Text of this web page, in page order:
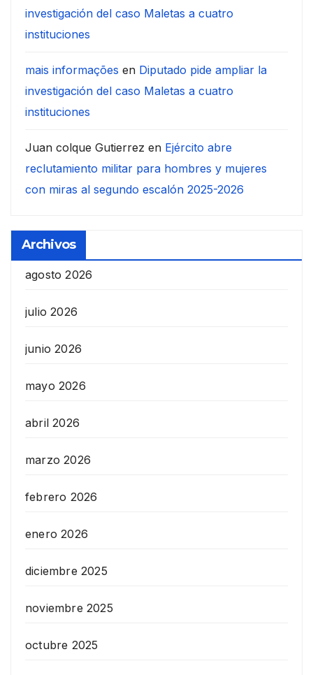
investigación del caso Maletas a cuatro
instituciones
mais informações en Diputado pide ampliar la
investigación del caso Maletas a cuatro
instituciones
Juan colque Gutierrez en Ejército abre
reclutamiento militar para hombres y mujeres
con miras al segundo escalón 2025-2026
Archivos
agosto 2026
julio 2026
junio 2026
mayo 2026
abril 2026
marzo 2026
febrero 2026
enero 2026
diciembre 2025
noviembre 2025
octubre 2025